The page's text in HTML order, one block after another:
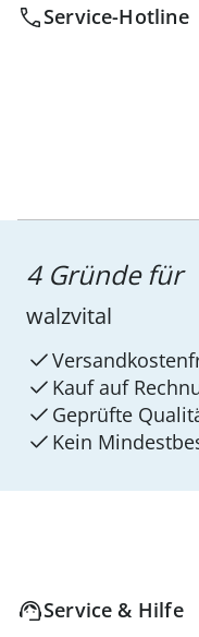
Service-Hotline
4 Gründe für
walzvital
Kauf auf
Geprüfte
Kein
Service & Hilfe